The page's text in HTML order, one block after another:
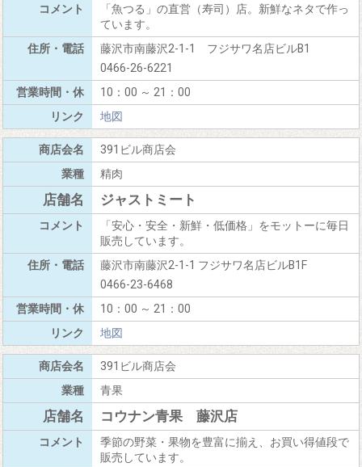
「魚つる」の直営（寿司）店。新鮮なネタで作っ
ています。
藤沢市南藤沢2-1-1 フジサワ名店ビルB1
0466-26-6221
10：00 ～ 21：00
地図
391ビル商店会
精肉
ジャストミート
「安心・安全・新鮮・低価格」をモットーに毎日
販売しています。
藤沢市南藤沢2-1-1 フジサワ名店ビルB1F
0466-23-6468
10：00 ～ 21：00
地図
391ビル商店会
青果
コウナン青果 藤沢店
季節の野菜・果物を豊富に揃え、お買い得値段で
販売しています。